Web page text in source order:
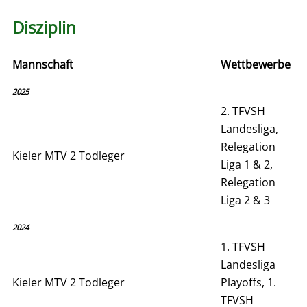
Disziplin
Mannschaft Wettbewerbe
2025
Kieler MTV 2 Todleger
2. TFVSH
Landesliga,
Relegation
Liga 1 & 2,
Relegation
Liga 2 & 3
2024
Kieler MTV 2 Todleger
1. TFVSH
Landesliga
Playoffs, 1.
TFVSH